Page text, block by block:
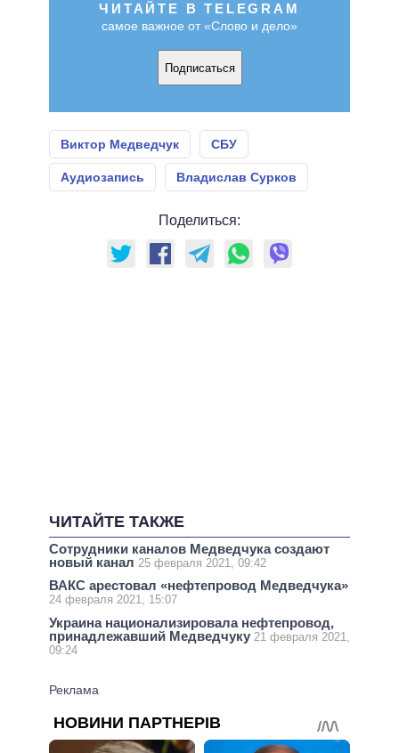
ЧИТАЙТЕ В TELEGRAM
самое важное от «Слово и дело»
Подписаться
Виктор Медведчук СБУ
Аудиозапись Владислав Сурков
Поделиться:
ЧИТАЙТЕ ТАКЖЕ
Сотрудники каналов Медведчука создают
новый канал 25 февраля 2021, 09:42
ВАКС арестовал «нефтепровод Медведчука»
24 февраля 2021, 15:07
Украина национализировала нефтепровод,
принадлежавший Медведчуку 21 февраля 2021,
09:24